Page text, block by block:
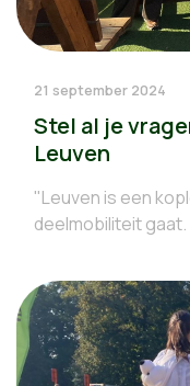
21 september 2024
Stel al je
Leuven
"Leuven is een
deelmobiliteit gaat.